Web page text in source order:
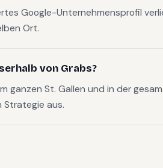
Google-Unternehmensprofil
Ort.
von Grabs?
ganzen St. Gallen und in der
Strategie aus.